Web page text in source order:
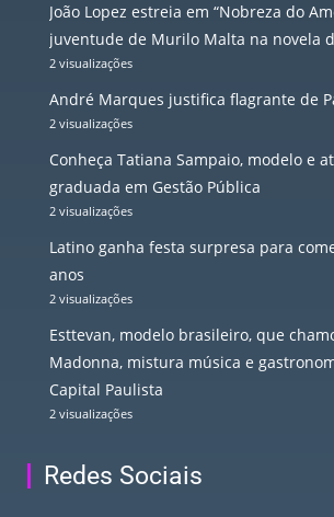
João Lopez estreia em “Nobreza do
juventude de Murilo Malta na novela
2 visualizações
André Marques justifica flagrante de
2 visualizações
Conheça Tatiana Sampaio, modelo e
graduada em Gestão Pública
2 visualizações
Latino ganha festa surpresa para
anos
2 visualizações
Esttevan, modelo brasileiro, que
Madonna, mistura música e
Capital Paulista
2 visualizações
Redes Sociais